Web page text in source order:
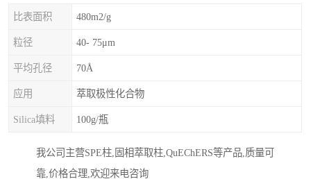
比表面积 480m2/g
粒径 40- 75μm
平均孔径 70Å
应用 萃取极性化合物
Silica填料 100g/瓶
我公司主营SPE柱,固相萃取柱,QuEChERS等产品,质量可
靠,价格合理,欢迎来电咨询